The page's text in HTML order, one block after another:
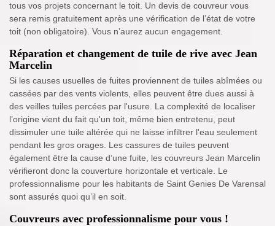
tous vos projets concernant le toit. Un devis de couvreur vous
sera remis gratuitement après une vérification de l’état de votre
toit (non obligatoire). Vous n’aurez aucun engagement.
Réparation et changement de tuile de rive avec Jean
Marcelin
Si les causes usuelles de fuites proviennent de tuiles abîmées ou
cassées par des vents violents, elles peuvent être dues aussi à
des veilles tuiles percées par l'usure. La complexité de localiser
l’origine vient du fait qu'un toit, même bien entretenu, peut
dissimuler une tuile altérée qui ne laisse infiltrer l'eau seulement
pendant les gros orages. Les cassures de tuiles peuvent
également être la cause d’une fuite, les couvreurs Jean Marcelin
vérifieront donc la couverture horizontale et verticale. Le
professionnalisme pour les habitants de Saint Genies De Varensal
sont assurés quoi qu’il en soit.
Couvreurs avec professionnalisme pour vous !